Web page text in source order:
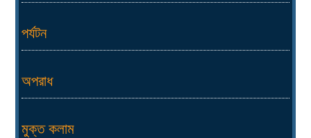
পর্যটন
অপরাধ
মুক্ত কলাম